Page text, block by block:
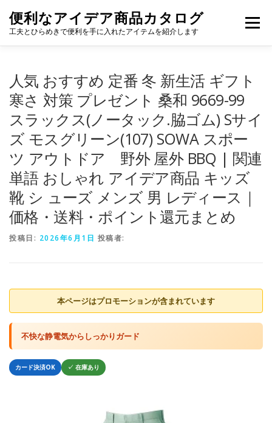
便利なアイデア商品カタログ
工夫とひらめきで便利を手に入れたアイテムを紹介します
メニュー
人気 おすすめ 定番 冬 新生活 ギフト
寒さ 対策 プレゼント 桑和 9669-99
スラックス(ノータック.脇ゴム) Sサイ
ズ モスグリーン(107) SOWA スポー
ツ アウトドア 野外 屋外 BBQ | 関連
単語 おしゃれ アイデア商品 キッズ
靴 シ ューズ メンズ 男 レディース｜
価格・送料・ポイント還元まとめ
投稿日: 2026年6月1日 投稿者:
本ページはプロモーションが含まれています
不快な静電気からしっかりガード
カード決済OK ✓ 在庫あり